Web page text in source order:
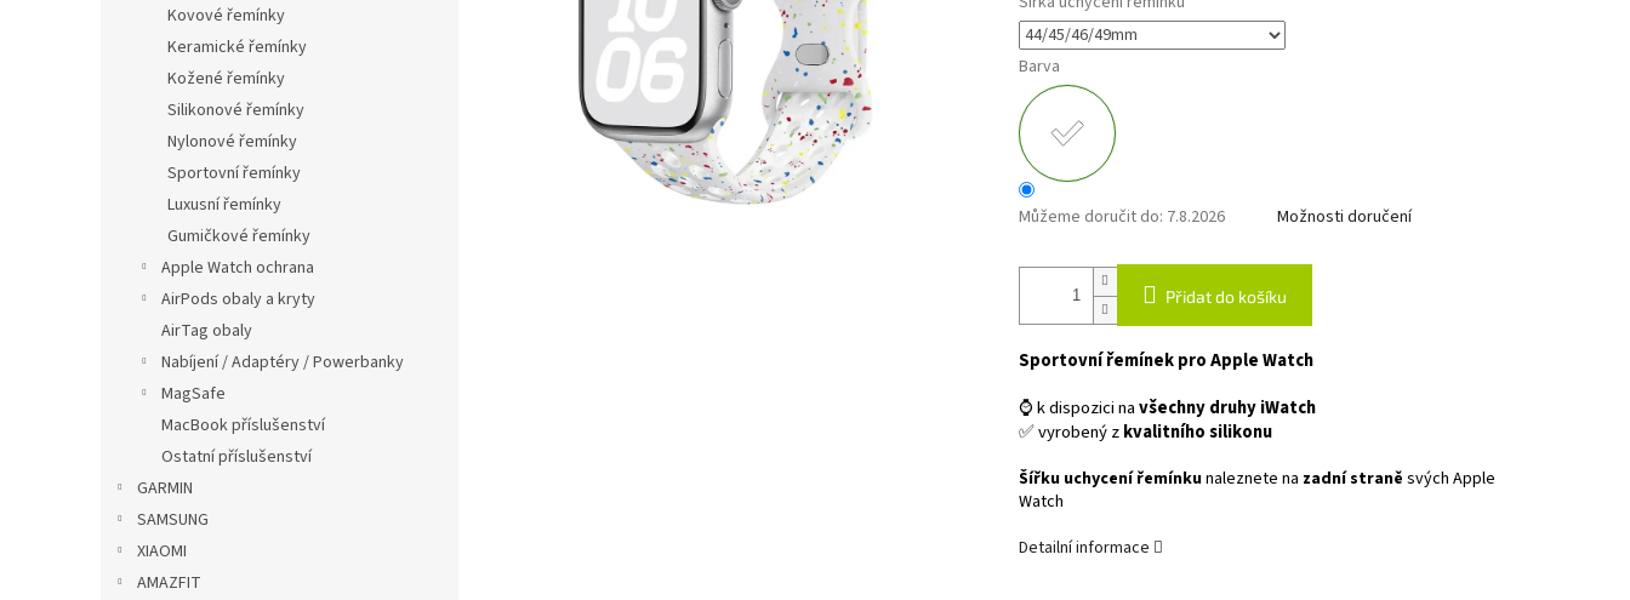
Kovové řemínky
Keramické řemínky
Kožené řemínky
Silikonové řemínky
Nylonové řemínky
Sportovní řemínky
Luxusní řemínky
Gumičkové řemínky
Apple Watch ochrana
AirPods obaly a kryty
AirTag obaly
Nabíjení / Adaptéry / Powerbanky
MagSafe
MacBook příslušenství
Ostatní příslušenství
GARMIN
SAMSUNG
XIAOMI
AMAZFIT
Barva
Můžeme doručit do: 7.8.2026 Možnosti doručení
Přidat do košíku
Sportovní řemínek pro Apple Watch
⌚ k dispozici navšechny druhy iWatch
✅ vyrobený zkvalitního silikonu
Šířku uchycení řemínkunaleznete na zadní straně svých Apple
Watch
Detailní informace